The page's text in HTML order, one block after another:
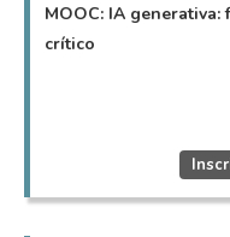
MOOC: IA
crítico